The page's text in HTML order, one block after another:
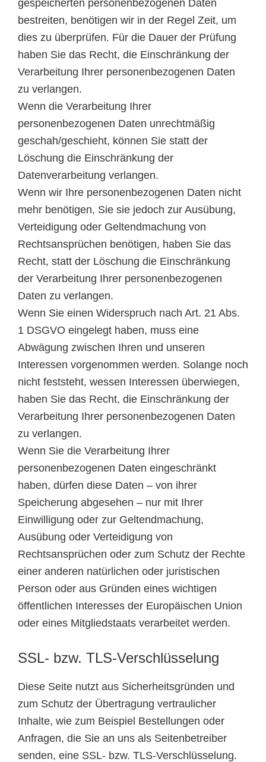
gespeicherten personenbezogenen Daten
bestreiten, benötigen wir in der Regel Zeit, um
dies zu überprüfen. Für die Dauer der Prüfung
haben Sie das Recht, die Einschränkung der
Verarbeitung Ihrer personenbezogenen Daten
zu verlangen.
Wenn die Verarbeitung Ihrer
personenbezogenen Daten unrechtmäßig
geschah/geschieht, können Sie statt der
Löschung die Einschränkung der
Datenverarbeitung verlangen.
Wenn wir Ihre personenbezogenen Daten nicht
mehr benötigen, Sie sie jedoch zur Ausübung,
Verteidigung oder Geltendmachung von
Rechtsansprüchen benötigen, haben Sie das
Recht, statt der Löschung die Einschränkung
der Verarbeitung Ihrer personenbezogenen
Daten zu verlangen.
Wenn Sie einen Widerspruch nach Art. 21 Abs.
1 DSGVO eingelegt haben, muss eine
Abwägung zwischen Ihren und unseren
Interessen vorgenommen werden. Solange noch
nicht feststeht, wessen Interessen überwiegen,
haben Sie das Recht, die Einschränkung der
Verarbeitung Ihrer personenbezogenen Daten
zu verlangen.
Wenn Sie die Verarbeitung Ihrer
personenbezogenen Daten eingeschränkt
haben, dürfen diese Daten – von ihrer
Speicherung abgesehen – nur mit Ihrer
Einwilligung oder zur Geltendmachung,
Ausübung oder Verteidigung von
Rechtsansprüchen oder zum Schutz der Rechte
einer anderen natürlichen oder juristischen
Person oder aus Gründen eines wichtigen
öffentlichen Interesses der Europäischen Union
oder eines Mitgliedstaats verarbeitet werden.
SSL- bzw. TLS-Verschlüsselung
Diese Seite nutzt aus Sicherheitsgründen und
zum Schutz der Übertragung vertraulicher
Inhalte, wie zum Beispiel Bestellungen oder
Anfragen, die Sie an uns als Seitenbetreiber
senden, eine SSL- bzw. TLS-Verschlüsselung.